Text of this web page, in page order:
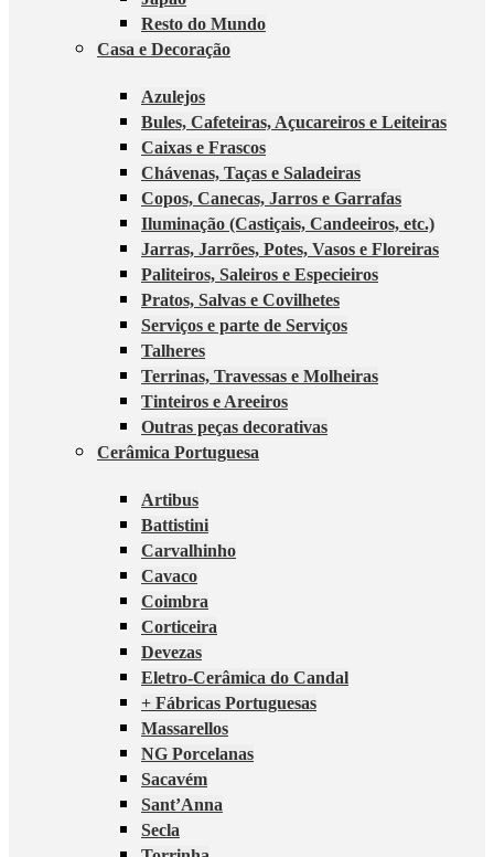
Resto do Mundo
Casa e Decoração
Azulejos
Bules, Cafeteiras, Açucareiros e Leiteiras
Caixas e Frascos
Chávenas, Taças e Saladeiras
Copos, Canecas, Jarros e Garrafas
Iluminação (Castiçais, Candeeiros, etc.)
Jarras, Jarrões, Potes, Vasos e Floreiras
Paliteiros, Saleiros e Especieiros
Pratos, Salvas e Covilhetes
Serviços e parte de Serviços
Talheres
Terrinas, Travessas e Molheiras
Tinteiros e Areeiros
Outras peças decorativas
Cerâmica Portuguesa
Artibus
Battistini
Carvalhinho
Cavaco
Coimbra
Corticeira
Devezas
Eletro-Cerâmica do Candal
+ Fábricas Portuguesas
Massarellos
NG Porcelanas
Sacavém
Sant’Anna
Secla